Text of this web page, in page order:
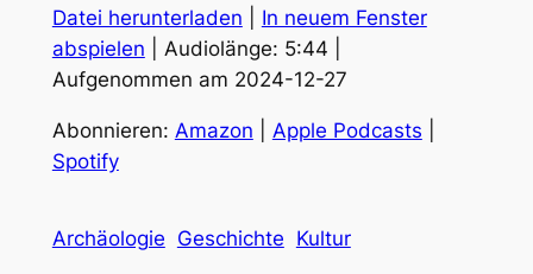
Amazon Apple Podcasts
TEILEN
LINK
EMBED
Datei herunterladen
In neuem Fenster
abspielen
Audiolänge: 5:44
Aufgenommen am 2024-12-27
Abonnieren: Amazon Apple Podcasts
Spotify
Archäologie Geschichte Kultur